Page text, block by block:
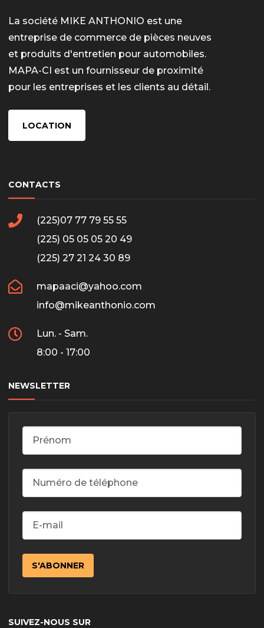
La société MIKE ANTHONIO est une
entreprise de commerce de pièces neuves
et produits d'entretien pour automobiles.
MAPA-CI est un fournisseur de proximité
pour les entreprises et les clients au détail.
LOCATION
CONTACTS
(225)07 77 79 55 55
(225) 05 05 05 20 49
(225) 27 21 24 30 89
mapaaci@yahoo.com
info@mikeanthonio.com
Lun. - Sam.
8:00 - 17:00
NEWSLETTER
SUIVEZ-NOUS SUR